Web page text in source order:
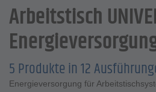
Arbeitstisch
5 Produkte in 12
Energieversorgung für